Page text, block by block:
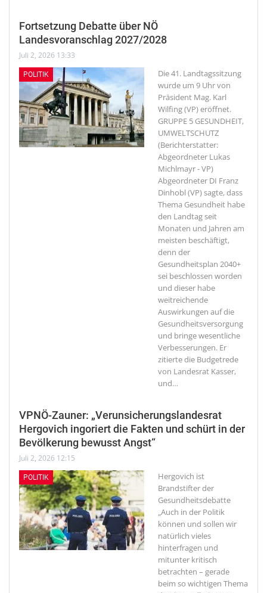
Fortsetzung Debatte über NÖ
Landesvoranschlag 2027/2028
Juli 2, 2026 13:33
POLITIK
Die 41. Landtagssitzung
wurde um 9 Uhr von
Präsident Mag. Karl
Wilfing (VP) eröffnet.
GRUPPE 5 GESUNDHEIT,
UMWELTSCHUTZ
(Berichterstatter:
Abgeordneter Lukas
Michlmayr - VP)
Abgeordneter DI Franz
Dinhobl (VP) sagte, dass
Thema Gesundheit habe
den Landtag seit
Monaten und Jahren am
meisten beschäftigt,
denn der
Gesundheitsplan 2040+
sei beschlossen worden
und dieser habe
weitreichende
Auswirkungen auf die
Gesundheitsversorgung
und bringe wesentliche
Verbesserungen. Er
zitierte die Budgetrede
von Landesrat Kasser,
und…
VPNÖ-Zauner: „Verunsicherungslandesrat
Hergovich ingoriert die Fakten und schürt in der
Bevölkerung bewusst Angst“
Juli 2, 2026 12:15
POLITIK
Hergovich ist
Brandstifter der
Gesundheitsdebatte
„Auch in der Politik
können und sollen wir
natürlich vieles
hinterfragen und
mitunter kritisch
betrachten – gerade
beim so wichtigen Thema